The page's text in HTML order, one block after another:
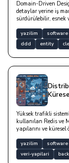
Domain-Driven
detaylar yerine iş
sürdürülebilir, esnek
yazilim software
ddd
entity
Yüksek trafikli
kullanılan Redis ve
yapılarını ve
yazilim software
veri-yapilari